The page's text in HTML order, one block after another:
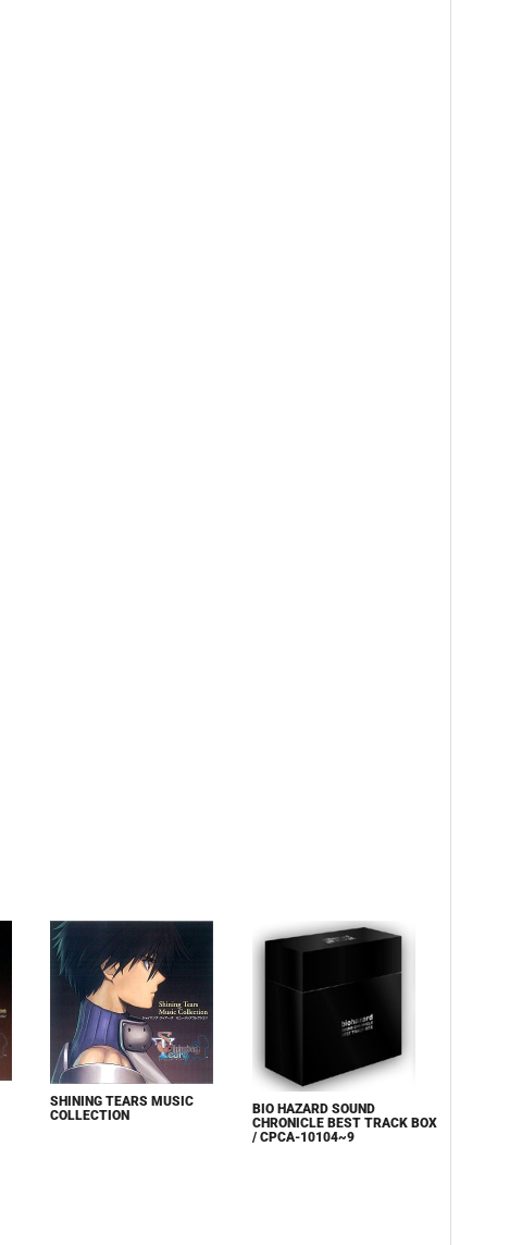
SHINING TEARS MUSIC
COLLECTION
BIO HAZARD SOUND
CHRONICLE BEST TRACK BOX
/ CPCA-10104~9